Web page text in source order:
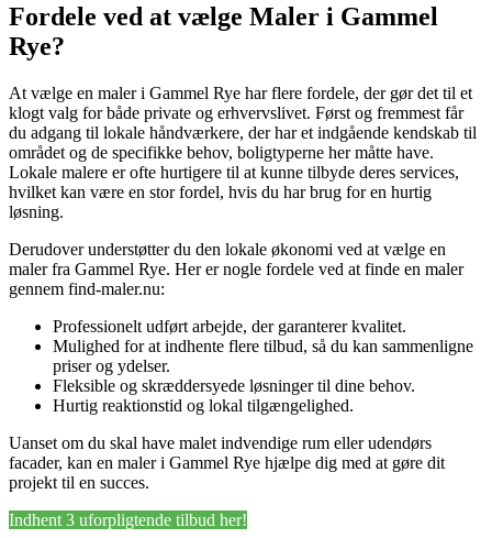
Fordele ved at vælge Maler i Gammel
Rye?
At vælge en maler i Gammel Rye har flere fordele, der gør det til et
klogt valg for både private og erhvervslivet. Først og fremmest får
du adgang til lokale håndværkere, der har et indgående kendskab til
området og de specifikke behov, boligtyperne her måtte have.
Lokale malere er ofte hurtigere til at kunne tilbyde deres services,
hvilket kan være en stor fordel, hvis du har brug for en hurtig
løsning.
Derudover understøtter du den lokale økonomi ved at vælge en
maler fra Gammel Rye. Her er nogle fordele ved at finde en maler
gennem find-maler.nu:
Professionelt udført arbejde, der garanterer kvalitet.
Mulighed for at indhente flere tilbud, så du kan sammenligne
priser og ydelser.
Fleksible og skræddersyede løsninger til dine behov.
Hurtig reaktionstid og lokal tilgængelighed.
Uanset om du skal have malet indvendige rum eller udendørs
facader, kan en maler i Gammel Rye hjælpe dig med at gøre dit
projekt til en succes.
Indhent 3 uforpligtende tilbud her!